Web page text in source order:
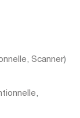
,Scanner)
,